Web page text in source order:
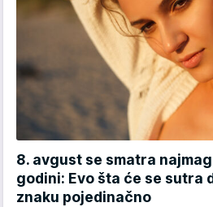
8. avgust se smatra
godini: Evo šta će se sutra
znaku pojedinačno